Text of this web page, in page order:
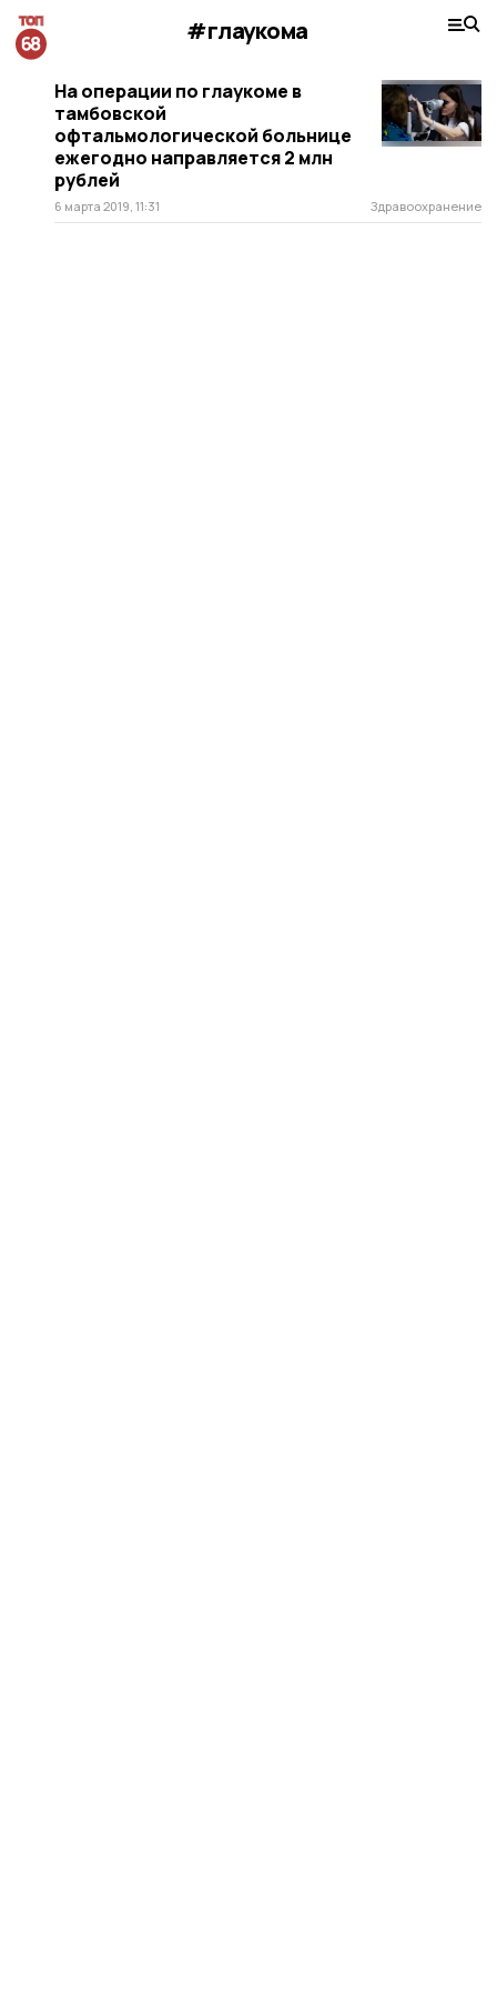
#глаукома
На операции по глаукоме в
тамбовской
офтальмологической больнице
ежегодно направляется 2 млн
рублей
6 марта 2019, 11:31 Здравоохранение